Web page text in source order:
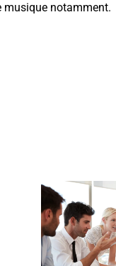
musique notamment.